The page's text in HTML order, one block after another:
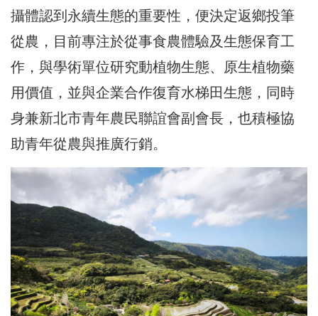
攝體認到永續生態的重要性，便決定返鄉投筆
從農，目前專注於從事食農體驗及生態保育工
作，與學術單位研究動植物生態、原生植物藥
用價值，並與企業合作復育水梯田生態，同時
身兼新北市青年農民聯誼會副會長，也積極協
助青年從農與推廣行銷。